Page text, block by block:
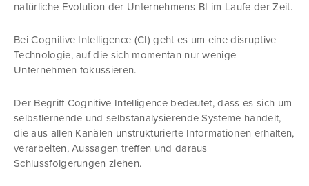
natürliche Evolution der Unternehmens-BI im Laufe der Zeit.
Bei Cognitive Intelligence (CI) geht es um eine disruptive
Technologie, auf die sich momentan nur wenige
Unternehmen fokussieren.
Der Begriff Cognitive Intelligence bedeutet, dass es sich um
selbstlernende und selbstanalysierende Systeme handelt,
die aus allen Kanälen unstrukturierte Informationen erhalten,
verarbeiten, Aussagen treffen und daraus
Schlussfolgerungen ziehen.